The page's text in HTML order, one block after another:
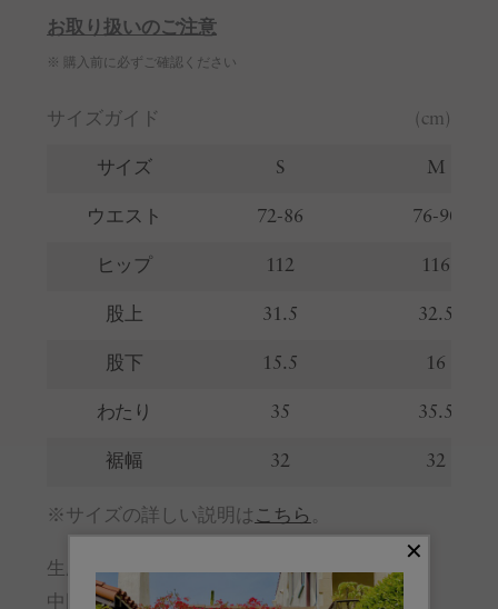
お取り扱いのご注意
※ 購入前に必ずご確認ください
サイズガイド (cm)
サイズ S M
ウエスト 72-86 76-90
ヒップ 112 116
股上 31.5 32.5
股下 15.5 16
わたり 35 35.5
裾幅 32 32
※サイズの詳しい説明は こちら 。
生産国
中国